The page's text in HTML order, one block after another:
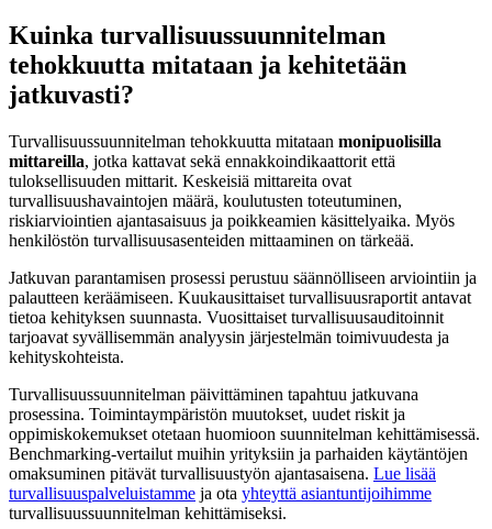
Kuinka turvallisuussuunnitelman
tehokkuutta mitataan ja kehitetään
jatkuvasti?
Turvallisuussuunnitelman tehokkuutta mitataan monipuolisilla
mittareilla, jotka kattavat sekä ennakkoindikaattorit että
tuloksellisuuden mittarit. Keskeisiä mittareita ovat
turvallisuushavaintojen määrä, koulutusten toteutuminen,
riskiarviointien ajantasaisuus ja poikkeamien käsittelyaika. Myös
henkilöstön turvallisuusasenteiden mittaaminen on tärkeää.
Jatkuvan parantamisen prosessi perustuu säännölliseen arviointiin ja
palautteen keräämiseen. Kuukausittaiset turvallisuusraportit antavat
tietoa kehityksen suunnasta. Vuosittaiset turvallisuusauditoinnit
tarjoavat syvällisemmän analyysin järjestelmän toimivuudesta ja
kehityskohteista.
Turvallisuussuunnitelman päivittäminen tapahtuu jatkuvana
prosessina. Toimintaympäristön muutokset, uudet riskit ja
oppimiskokemukset otetaan huomioon suunnitelman kehittämisessä.
Benchmarking-vertailut muihin yrityksiin ja parhaiden käytäntöjen
omaksuminen pitävät turvallisuustyön ajantasaisena. Lue lisää
turvallisuuspalveluistamme ja ota yhteyttä asiantuntijoihimme
turvallisuussuunnitelman kehittämiseksi.